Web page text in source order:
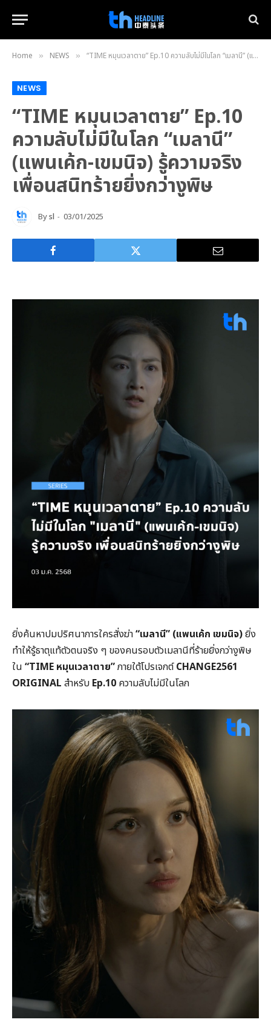
Home » NEWS » “TIME หมุนเวลาตาย” Ep.10 ความลับไม่มีในโลก “เมลานี” (แพนเค้ก-เขมนิจ) รู้ความจริง เพื่อนสนิทร้ายยิ่งกว่างูพิษ
NEWS
“TIME หมุนเวลาตาย” Ep.10
ความลับไม่มีในโลก “เมลานี”
(แพนเค้ก-เขมนิจ) รู้ความจริง
เพื่อนสนิทร้ายยิ่งกว่างูพิษ
Bysl 03/01/2025
ยิ่งค้นหาปมปริศนาการใครสั่งฆ่า“เมลานี” (แพนเค้ก เขมนิจ)ยิ่ง
ทำให้รู้ธาตุแท้ตัวตนจริง ๆ ของคนรอบตัวเมลานีที่ร้ายยิ่งกว่างูพิษ
ใน “TIME หมุนเวลาตาย”ภายใต้โปรเจกต์CHANGE2561
ORIGINAL สำหรับ Ep.10 ความลับไม่มีในโลก